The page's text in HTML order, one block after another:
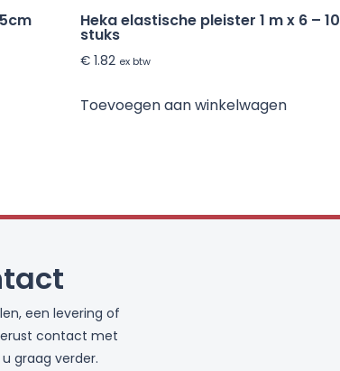
Heka elastische pleister 1 m x 6 – 10
stuks
€ 1.82 ex btw
Toevoegen aan winkelwagen
een levering of
contact met
graag verder.